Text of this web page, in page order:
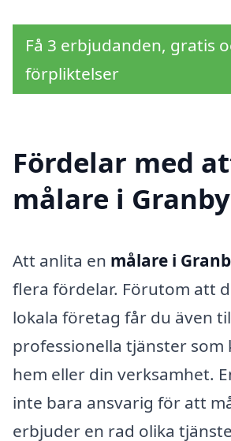
Få 3 erbjudanden, gratis
förpliktelser
Fördelar med
målare i Granby
Att anlita en målare i
flera fördelar. Förutom att
lokala företag får du även
professionella tjänster som
hem eller din verksamhet.
inte bara ansvarig för att
erbjuder en rad olika